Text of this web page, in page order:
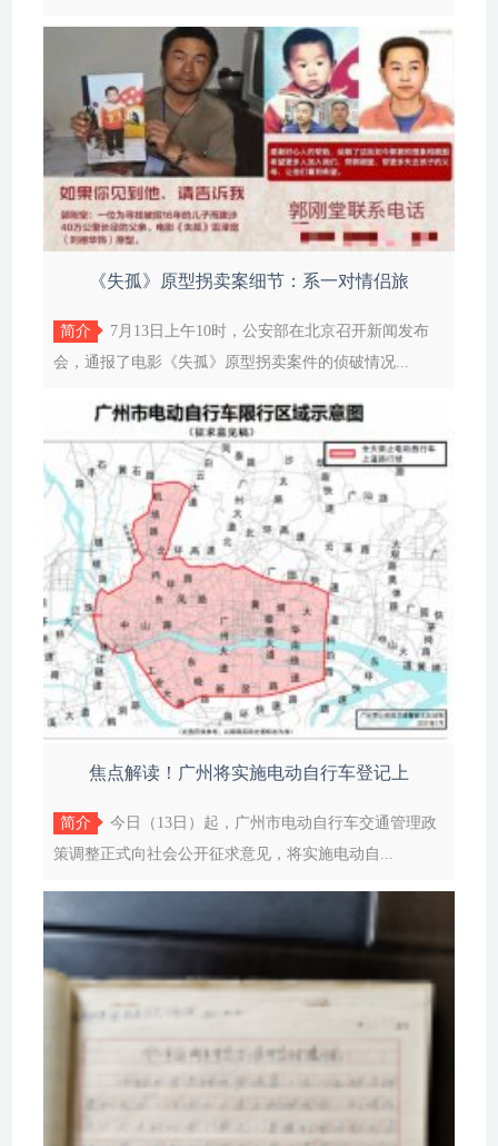
《失孤》原型拐卖案细节：系一对情侣旅
简介
7月13日上午10时，公安部在北京召开新闻发布
会，通报了电影《失孤》原型拐卖案件的侦破情况...
焦点解读！广州将实施电动自行车登记上
简介
今日（13日）起，广州市电动自行车交通管理政
策调整正式向社会公开征求意见，将实施电动自...